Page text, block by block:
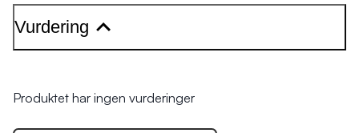
Vurdering
Produktet har ingen vurderinger